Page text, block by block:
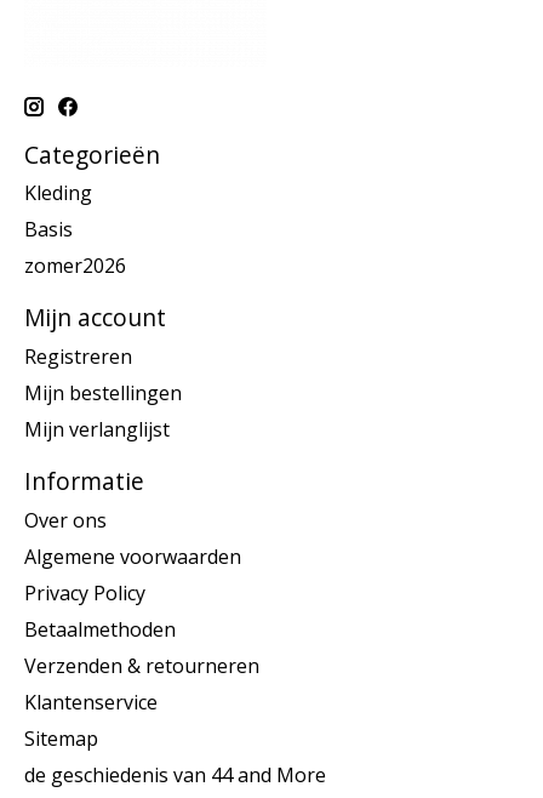
Categorieën
Kleding
Basis
zomer2026
Mijn account
Registreren
Mijn bestellingen
Mijn verlanglijst
Informatie
Over ons
Algemene voorwaarden
Privacy Policy
Betaalmethoden
Verzenden & retourneren
Klantenservice
Sitemap
de geschiedenis van 44 and More